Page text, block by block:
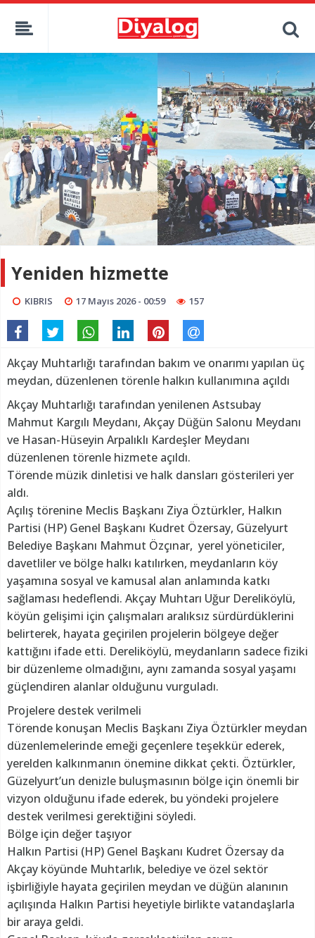
Yeniden hizmette
KIBRIS 17 Mayıs 2026 - 00:59 157
Akçay Muhtarlığı tarafından bakım ve onarımı yapılan üç
meydan, düzenlenen törenle halkın kullanımına açıldı
Akçay Muhtarlığı tarafından yenilenen Astsubay
Mahmut Kargılı Meydanı, Akçay Düğün Salonu Meydanı
ve Hasan-Hüseyin Arpalıklı Kardeşler Meydanı
düzenlenen törenle hizmete açıldı.
Törende müzik dinletisi ve halk dansları gösterileri yer
aldı.
Açılış törenine Meclis Başkanı Ziya Öztürkler, Halkın
Partisi (HP) Genel Başkanı Kudret Özersay, Güzelyurt
Belediye Başkanı Mahmut Özçınar, yerel yöneticiler,
davetliler ve bölge halkı katılırken, meydanların köy
yaşamına sosyal ve kamusal alan anlamında katkı
sağlaması hedeflendi. Akçay Muhtarı Uğur Dereliköylü,
köyün gelişimi için çalışmaları aralıksız sürdürdüklerini
belirterek, hayata geçirilen projelerin bölgeye değer
kattığını ifade etti. Dereliköylü, meydanların sadece fiziki
bir düzenleme olmadığını, aynı zamanda sosyal yaşamı
güçlendiren alanlar olduğunu vurguladı.
Projelere destek verilmeli
Törende konuşan Meclis Başkanı Ziya Öztürkler meydan
düzenlemelerinde emeği geçenlere teşekkür ederek,
yerelden kalkınmanın önemine dikkat çekti. Öztürkler,
Güzelyurt’un denizle buluşmasının bölge için önemli bir
vizyon olduğunu ifade ederek, bu yöndeki projelere
destek verilmesi gerektiğini söyledi.
Bölge için değer taşıyor
Halkın Partisi (HP) Genel Başkanı Kudret Özersay da
Akçay köyünde Muhtarlık, belediye ve özel sektör
işbirliğiyle hayata geçirilen meydan ve düğün alanının
açılışında Halkın Partisi heyetiyle birlikte vatandaşlarla
bir araya geldi.